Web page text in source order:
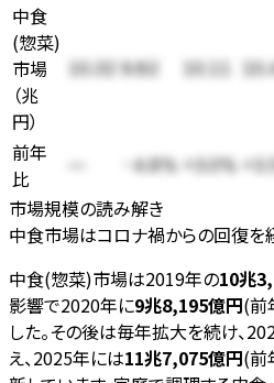
中食
(惣菜)
市場
（兆
円）
10.32 9.82 10.11
前年
比
-4.8% +3.0%
市場規模の読み解き
中食市場はコロナ禍からの回復を
中食(惣菜)市場は2019年の10兆
影響で2020年に9兆8,195億円(前
した。その後は毎年拡大を続け、
え、2025年には11兆7,075億円(前